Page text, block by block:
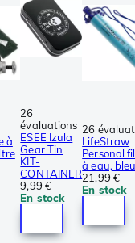
à
26
évaluations
ESEE Izula
Gear Tin
KIT-
CONTAINER
9,99 €
En stock
26
LifeStraw
Personal
à eau,
21,99 €
En stock